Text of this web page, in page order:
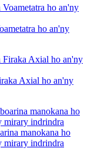
ho an'ny
Axial ho an'ny
manokana ho
indrindra